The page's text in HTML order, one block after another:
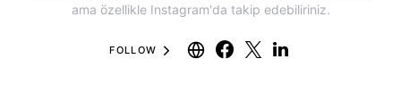
ama özellikle Instagram'da takip edebiliriniz.
FOLLOW